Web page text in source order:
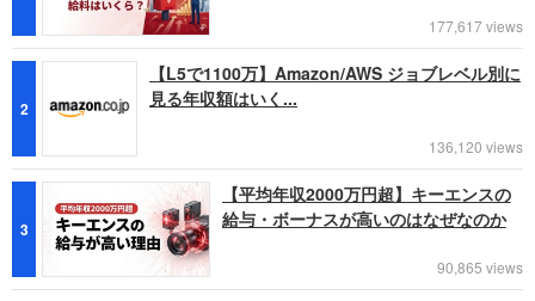
177,617 views
2
【L5で1100万】Amazon/AWS ジョブレベル別に
見る年収額はいく...
136,120 views
3
【平均年収2000万円超】キーエンスの
給与・ボーナスが高いのはなぜなのか
90,865 views